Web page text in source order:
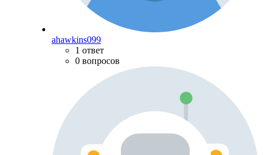
ahawkins099
1 ответ
0 вопросов